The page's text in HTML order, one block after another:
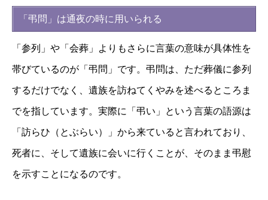
「弔問」は通夜の時に用いられる
「参列」や「会葬」よりもさらに言葉の意味が具体性を
帯びているのが「弔問」です。弔問は、ただ葬儀に参列
するだけでなく、遺族を訪ねてくやみを述べるところま
でを指しています。実際に「弔い」という言葉の語源は
「訪らひ（とぶらい）」から来ていると言われており、
死者に、そして遺族に会いに行くことが、そのまま弔慰
を示すことになるのです。